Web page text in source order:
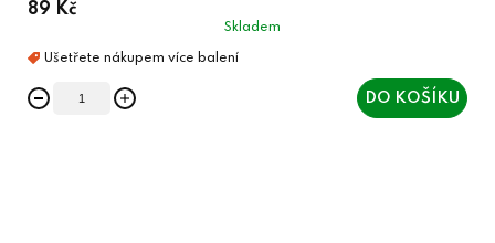
89 Kč
Skladem
DO KOŠÍKU